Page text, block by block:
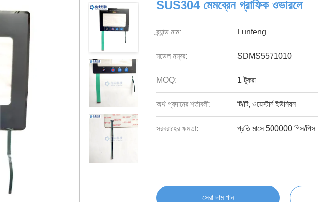
SUS304 মেমব্রেন গ্রাফিক ওভারলে
ব্র্যান্ড নাম: Lunfeng
মডেল নম্বর: SDMS5571010
MOQ: 1 টুকরা
অর্থ প্রদানের শর্তাবলী: টি/টি, ওয়েস্টার্ন ইউনিয়ন
সরবরাহের ক্ষমতা: প্রতি মাসে 500000 পিস/পিস
সেরা দাম পান